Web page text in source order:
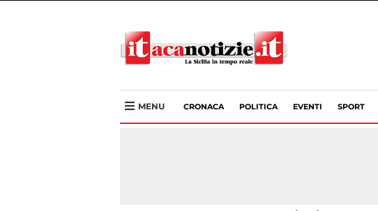
MENU CRONACA POLITICA EVENTI SPORT